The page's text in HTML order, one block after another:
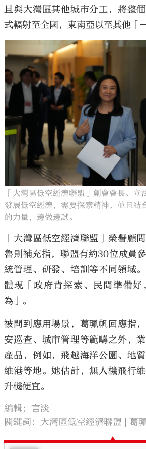
且與大灣區其他城市分工，將整
式輻射至全國，東南亞以至其他「
「大灣區低空經濟聯盟」創會會長、立
發展低空經濟，需要探索精神，並且結
的力量，邊做邊試。
「大灣區低空經濟聯盟」榮譽顧
魯則補充指，聯盟有約30位成員
統管理、研發、培訓等不同領域
體現「政府肯探索、民間準備好
為」。
被問到應用場景，葛珮帆回應指
安巡查、城市管理等範疇之外，
產品，例如，飛越海洋公園、地質
維港等地。她估計，無人機飛行
升機便宜。
編輯：言淡
關鍵詞： 大灣區低空經濟聯盟 葛